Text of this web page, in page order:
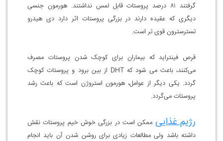
گرفتند ۸۱ درصد پروستات قابل لمس نداشتند. هورمون جنسی
دیگری که عقیده دارند در بزرگی پروستات اثر دارد دی هیدرو
تسترسترون قوی‌ تر است.
قرص فینتراید که بیماران برای کوچک شدن پروستات مصرف
می‌کنند، باعث می شود که DHT از بین برود و پروستات کوچک
گردد. یکی دیگر از عوامل، هورمون استروژن است که باعث رشد
پروستات می‌گردد.
رژیم غذایی ممکن است در بزرگی خوش خیم پروستات نقش
داشته باشد ولی مطالعات زیادی برای روشن شدن آن باید انجام